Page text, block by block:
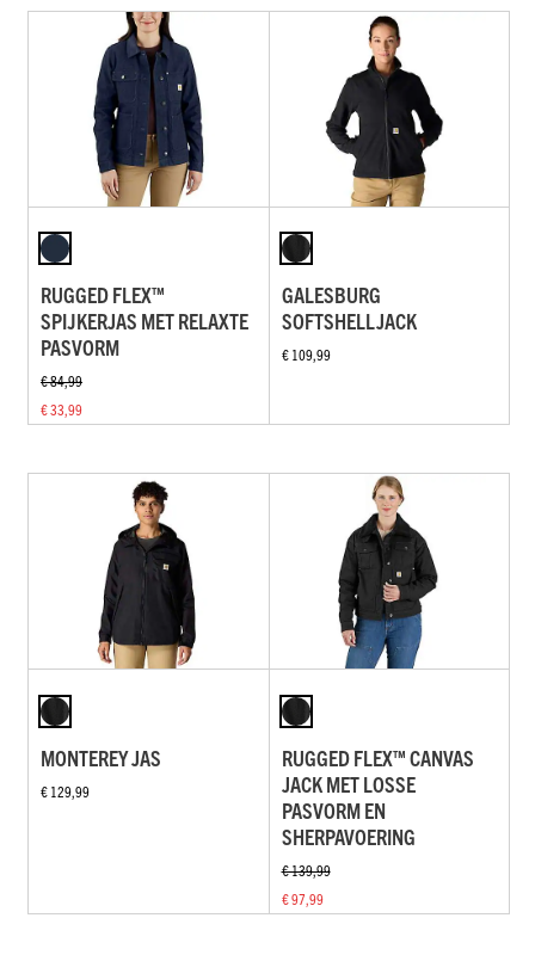
RUGGED FLEX™
SPIJKERJAS MET RELAXTE
PASVORM
€ 84,99
€ 33,99
GALESBURG
SOFTSHELLJACK
€ 109,99
MONTEREY JAS
€ 129,99
RUGGED FLEX™ CANVAS
JACK MET LOSSE
PASVORM EN
SHERPAVOERING
€ 139,99
€ 97,99